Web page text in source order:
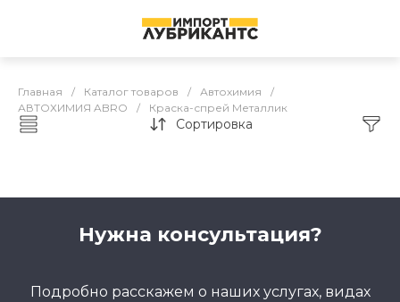
Главная / Каталог товаров / Автохимия
/
АВТОХИМИЯ ABRO
/ Краска-спрей Металлик
Каталог товаров
Сортировка
Нужна консультация?
Подробно расскажем о наших услугах, видах